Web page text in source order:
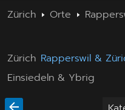
Zürich Orte
Zürich Rapperswil &
Einsiedeln & Ybrig